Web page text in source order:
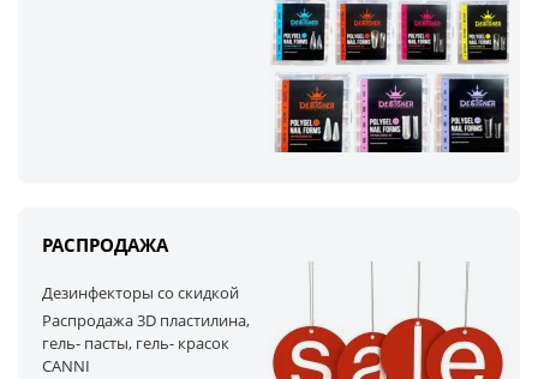
РАСПРОДАЖА
Дезинфекторы со скидкой
Распродажа 3D пластилина,
гель- пасты, гель- красок
CANNI